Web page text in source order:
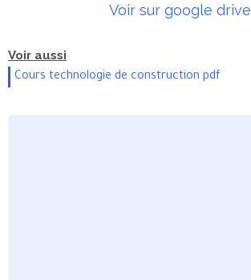
Voir sur google drive
Voir aussi
Cours technologie de construction pdf